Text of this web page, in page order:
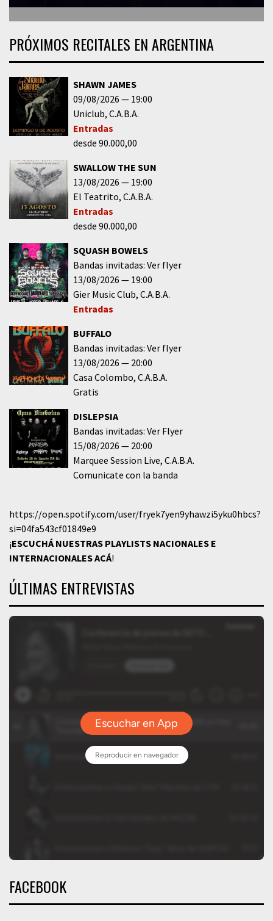
PRÓXIMOS RECITALES EN ARGENTINA
SHAWN JAMES
09/08/2026
19:00
Uniclub C.A.B.A.
Entradas
desde 90.000,00
SWALLOW THE SUN
13/08/2026
19:00
El Teatrito C.A.B.A.
Entradas
desde 90.000,00
SQUASH BOWELS
Bandas invitadas: Ver flyer
13/08/2026
19:00
Gier Music Club C.A.B.A.
Entradas
BUFFALO
Bandas invitadas: Ver flyer
13/08/2026
20:00
Casa Colombo C.A.B.A.
Gratis
DISLEPSIA
Bandas invitadas: Ver Flyer
15/08/2026
20:00
Marquee Session Live C.A.B.A.
Comunicate con la banda
https://open.spotify.com/user/fryek7yen9yhawzi5yku0hbcs?
si=04fa543cf01849e9
¡ESCUCHÁ NUESTRAS PLAYLISTS NACIONALES E
INTERNACIONALESACÁ!
ÚLTIMAS ENTREVISTAS
FACEBOOK